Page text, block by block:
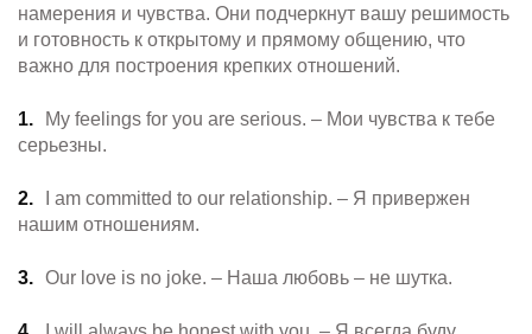
намерения и чувства. Они подчеркнут вашу решимость
и готовность к открытому и прямому общению, что
важно для построения крепких отношений.
My feelings for you are serious. – Мои чувства к тебе
серьезны.
I am committed to our relationship. – Я привержен
нашим отношениям.
Our love is no joke. – Наша любовь – не шутка.